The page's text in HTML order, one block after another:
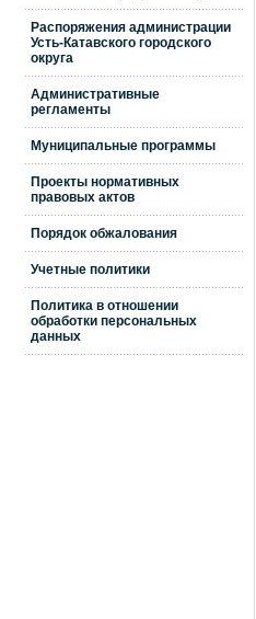
Распоряжения администрации
Усть-Катавского городского
округа
Административные
регламенты
Муниципальные программы
Проекты нормативных
правовых актов
Порядок обжалования
Учетные политики
Политика в отношении
обработки персональных
данных